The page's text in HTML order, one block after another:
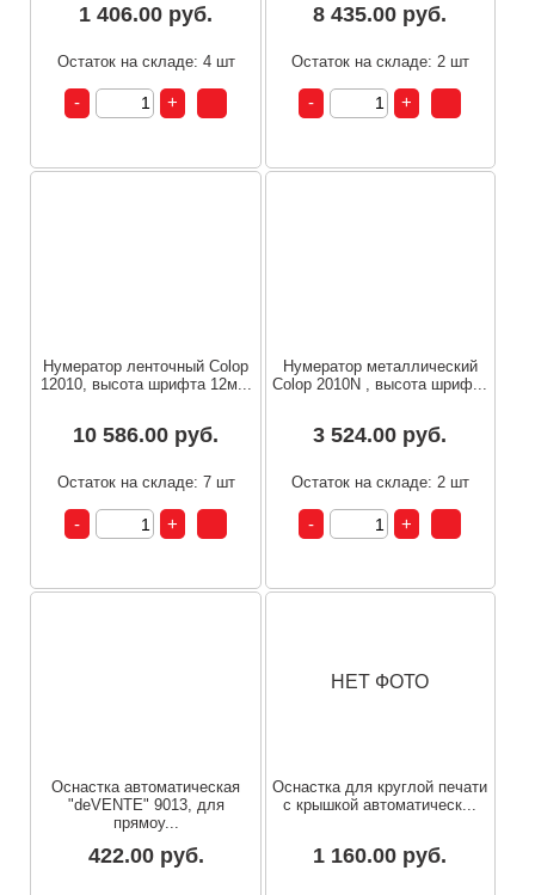
1 406.00 руб.
Остаток на складе: 4 шт
8 435.00 руб.
Остаток на складе: 2 шт
Нумератор ленточный Colop
12010, высота шрифта 12м...
10 586.00 руб.
Остаток на складе: 7 шт
Нумератор металлический
Colop 2010N , высота шриф...
3 524.00 руб.
Остаток на складе: 2 шт
Оснастка автоматическая
"deVENTE" 9013, для
прямоу...
422.00 руб.
НЕТ ФОТО
Оснастка для круглой печати
с крышкой автоматическ...
1 160.00 руб.